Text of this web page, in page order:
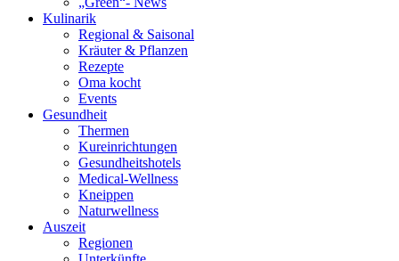
Kulinarik
Regional & Saisonal
Kräuter & Pflanzen
Rezepte
Oma kocht
Events
Gesundheit
Thermen
Kureinrichtungen
Gesundheitshotels
Medical-Wellness
Kneippen
Naturwellness
Auszeit
Regionen